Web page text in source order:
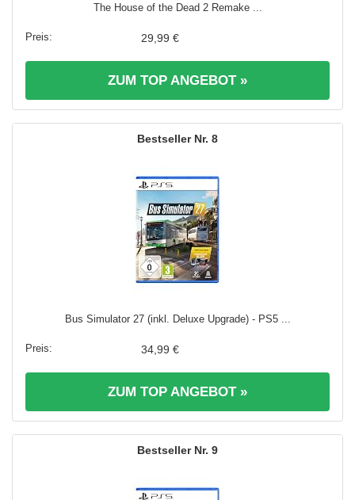
The House of the Dead 2 Remake ...
29,99 €
ZUM TOP ANGEBOT »
8
Bus Simulator 27 (inkl. Deluxe Upgrade) - PS5 ...
34,99 €
ZUM TOP ANGEBOT »
9